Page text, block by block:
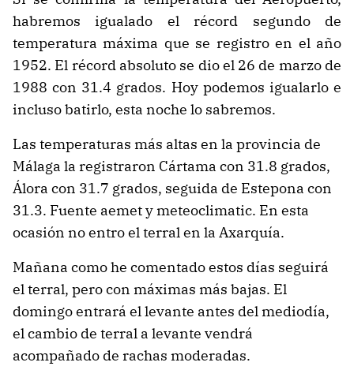
habremos igualado el récord segundo de
temperatura máxima que se registro en el año
1952. El récord absoluto se dio el 26 de marzo de
1988 con 31.4 grados. Hoy podemos igualarlo e
incluso batirlo, esta noche lo sabremos.
Las temperaturas más altas en la provincia de
Málaga la registraron Cártama con 31.8 grados,
Álora con 31.7 grados, seguida de Estepona con
31.3. Fuente aemet y meteoclimatic. En esta
ocasión no entro el terral en la Axarquía.
Mañana como he comentado estos días seguirá
el terral, pero con máximas más bajas. El
domingo entrará el levante antes del mediodía,
el cambio de terral a levante vendrá
acompañado de rachas moderadas.